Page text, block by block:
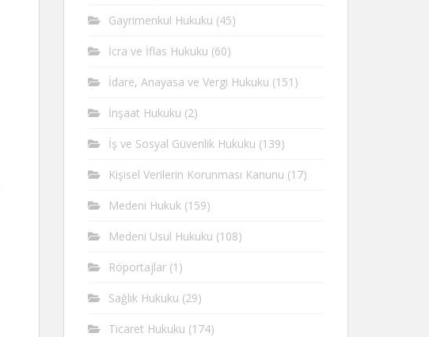
Gayrimenkul Hukuku (45)
İcra ve İflas Hukuku (60)
İdare, Anayasa ve Vergi Hukuku (151)
İnşaat Hukuku (2)
İş ve Sosyal Güvenlik Hukuku (139)
Kişisel Verilerin Korunması Kanunu (17)
Medeni Hukuk (159)
Medeni Usul Hukuku (108)
Röportajlar (1)
Sağlık Hukuku (29)
Ticaret Hukuku (174)